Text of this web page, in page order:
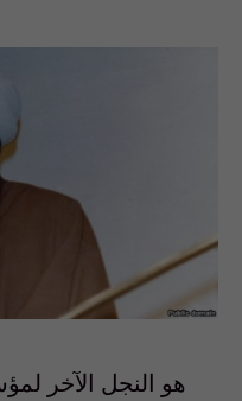
هو النجل الآخر